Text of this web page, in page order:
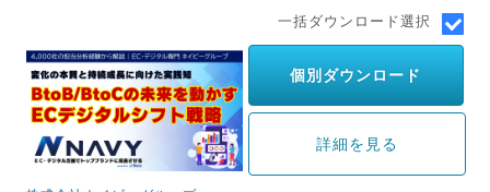
一括ダウンロード選択
個別ダウンロード
詳細を見る